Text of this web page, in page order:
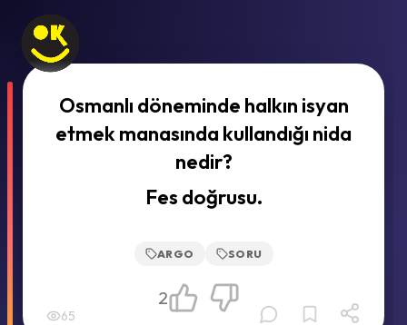
Osmanlı döneminde halkın isyan
etmek manasında kullandığı nida
nedir?
Fes doğrusu.
ARGO SORU
65
2